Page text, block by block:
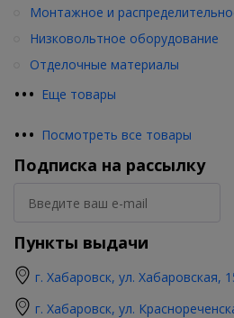
••• Еще товары
Монтажное и
Низковольтное оборудование
Отделочные материалы
••• Посмотреть все товары
Подписка на рассылку
Пункты выдачи
г. Хабаровск, ул. Хабаровская,
г. Хабаровск, ул.